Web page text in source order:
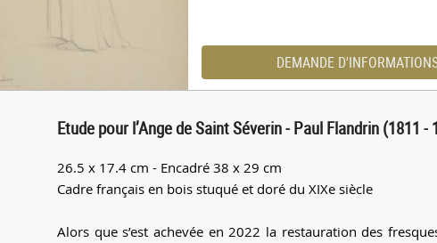
DEMANDE
Etude pour l’Ange de Saint Séverin - Paul Flandrin (1811 -
26.5 x 17.4 cm - Encadré 38 x 29 cm
Cadre français en bois stuqué et doré du XIXe siècle
Alors que s’est achevée en 2022 la restauration des